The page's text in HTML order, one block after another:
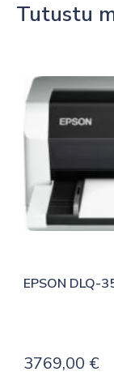
Tutustu
EPSON DLQ-
3769,00 €